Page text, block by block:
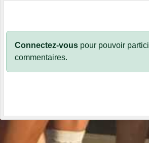
Connectez-vous pour pouvoir
commentaires.